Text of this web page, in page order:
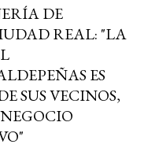
DE
REAL: "LA
ES
SUS VECINOS,